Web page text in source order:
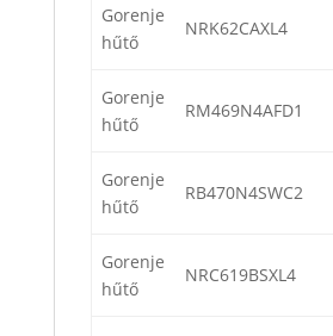
Gorenje
hűtő
NRK62CAXL4
Gorenje
hűtő
RM469N4AFD1
Gorenje
hűtő
RB470N4SWC2
Gorenje
hűtő
NRC619BSXL4